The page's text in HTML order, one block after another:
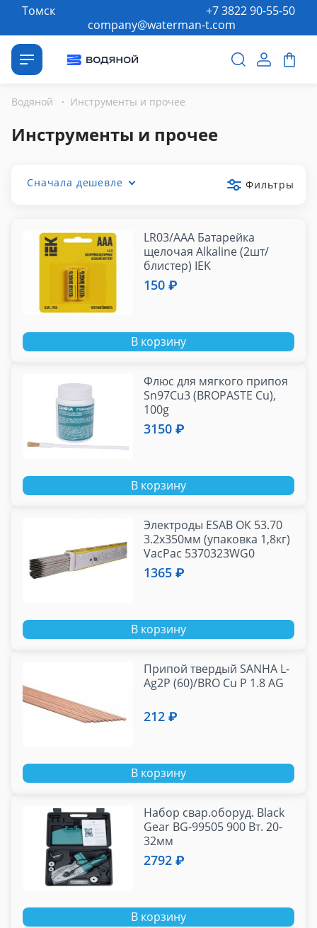
Томск
company@waterman-t.com
+7 3822 90-55-50
Водяной · Инструменты и прочее
Инструменты и прочее
Сначала дешевле Фильтры
LR03/AAA Батарейка
щелочая Alkaline (2шт/
блистер) IEK
150 ₽
В корзину
Флюс для мягкого припоя
Sn97Cu3 (BROPASTE Cu),
100g
3150 ₽
В корзину
Электроды ESAB ОК 53.70
3.2х350мм (упаковка 1,8кг)
VacPac 5370323WG0
1365 ₽
В корзину
Припой твердый SANHA L-
Ag2P (60)/BRO Cu P 1.8 AG
212 ₽
В корзину
Набор свар.оборуд. Black
Gear BG-99505 900 Вт. 20-
32мм
2792 ₽
В корзину